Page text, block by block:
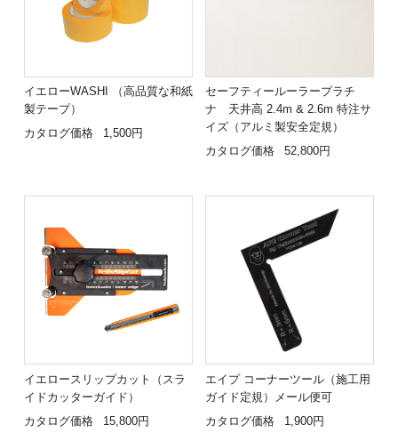
イエローWASHI （高品質な和紙
製テープ）
カタログ価格
1,500円
セーフティールーラープラチ
ナ 天井高 2.4m & 2.6m 特注サ
イズ（アルミ製安全定規）
カタログ価格
52,800円
イエロースリップカット（スラ
イドカッターガイド）
カタログ価格
15,800円
エイプ コーナーツール（施工用
ガイド定規）メール便可
カタログ価格
1,900円